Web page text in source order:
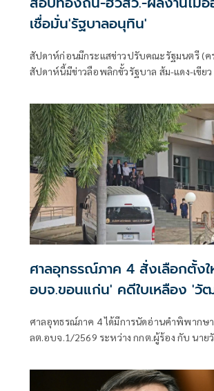
เชื่อมั่น'รัฐบาลอนุทิน'
สัปดาห์ก่อนมีกระแสข่าวปรับคณะรัฐมนตรี (ค
สัปดาห์นี้มีข่าวลือพลิกขั้วรัฐบาล ส้ม-แดง-เขีย
ศาลอุทธรณ์ภาค 4 สั่งเลือกตั้ง
อบจ.ขอนแก่น' คดีใบเหลือง 'วั
ศาลอุทธรณ์ภาค 4 ได้มีการนัดอ่านคำพิพากษ
ลต.อบจ.1/2569 ระหว่าง กกต.ผู้ร้อง กับ นาย
บริหารท้องถิ่น (ขอให้มีการเลือกตั้ง นายก อบ